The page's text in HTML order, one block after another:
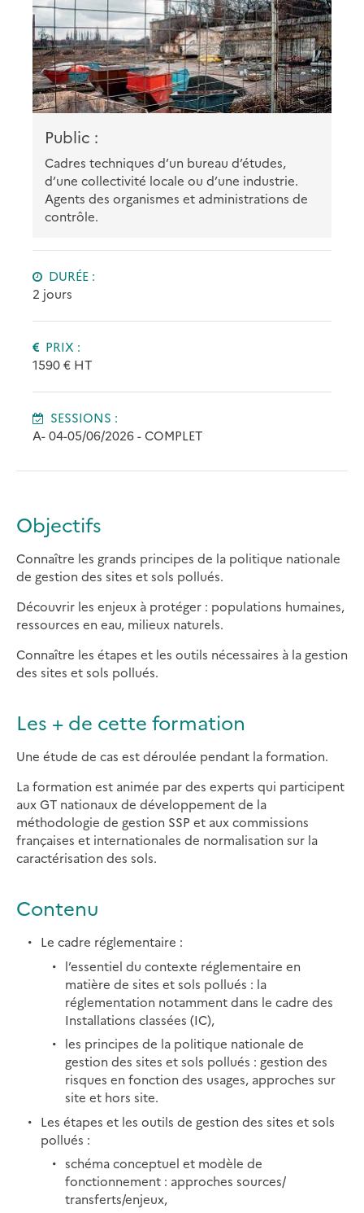
Public :
Cadres techniques d’un bureau d’études,
d’une collectivité locale ou d’une industrie.
Agents des organismes et administrations de
contrôle.
DURÉE :
2 jours
PRIX :
1590 € HT
SESSIONS :
A- 04-05/06/2026 - COMPLET
Objectifs
Connaître les grands principes de la politique nationale
de gestion des sites et sols pollués.
Découvrir les enjeux à protéger : populations humaines,
ressources en eau, milieux naturels.
Connaître les étapes et les outils nécessaires à la gestion
des sites et sols pollués.
Les + de cette formation
Une étude de cas est déroulée pendant la formation.
La formation est animée par des experts qui participent
aux GT nationaux de développement de la
méthodologie de gestion SSP et aux commissions
françaises et internationales de normalisation sur la
caractérisation des sols.
Contenu
Le cadre réglementaire :
l’essentiel du contexte réglementaire en
matière de sites et sols pollués : la
réglementation notamment dans le cadre des
Installations classées (IC),
les principes de la politique nationale de
gestion des sites et sols pollués : gestion des
risques en fonction des usages, approches sur
site et hors site.
Les étapes et les outils de gestion des sites et sols
pollués :
schéma conceptuel et modèle de
fonctionnement : approches sources/
transferts/enjeux,